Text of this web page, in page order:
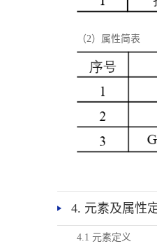
（2）属性简表
4. 元素及属性
4.1 元素定义